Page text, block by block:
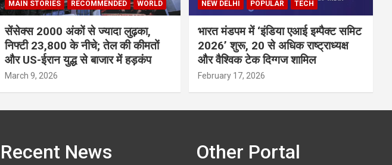
MAIN STORIES
RECOMMENDED WORLD
सेंसेक्स 2000 अंकों से ज्यादा लुढ़का,
निफ्टी 23,800 के नीचे; तेल की कीमतों
और US-ईरान युद्ध से बाजार में हड़कंप
March 9, 2026
NEW DELHI
POPULAR TECH
भारत मंडपम में ‘इंडिया एआई इम्पैक्ट समिट
2026’ शुरू, 20 से अधिक राष्ट्राध्यक्ष
और वैश्विक टेक दिग्गज शामिल
February 17, 2026
Recent News Other Portal